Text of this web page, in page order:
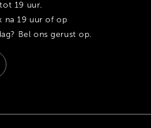
19 uur.
na 19 uur of op
Bel ons gerust op.